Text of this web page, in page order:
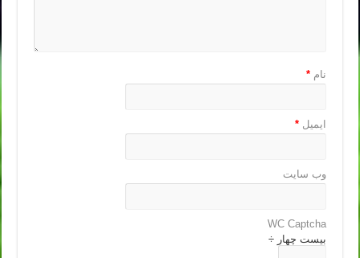
نام*
ایمیل*
وب‌ سایت
WC Captcha
بیست چهار ÷